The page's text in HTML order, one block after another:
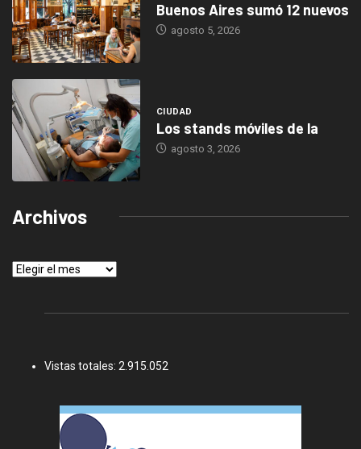
Buenos Aires sumó 12 nuevos
agosto 5, 2026
CIUDAD
Los stands móviles de la
agosto 3, 2026
Archivos
Archivos
Vistas totales: 2.915.052